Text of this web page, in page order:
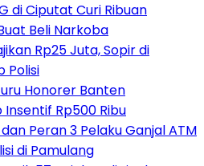
di Ciputat Curi Ribuan
Beli Narkoba
Rp25 Juta, Sopir di
Polisi
Honorer Banten
Rp500 Ribu
Peran 3 Pelaku Ganjal ATM
di Pamulang